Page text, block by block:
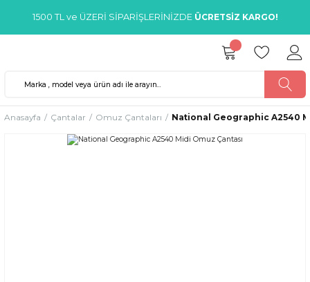
1500 TL ve ÜZERİ SİPARİŞLERİNİZDE ÜCRETSİZ KARGO!
Anasayfa Çantalar Omuz Çantaları National Geographic A2540